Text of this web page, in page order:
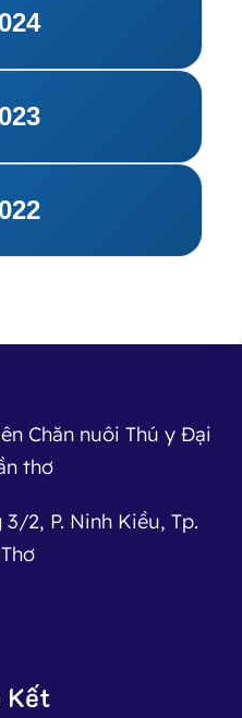
Chăn nuôi Thú y Đại
thơ
2, P. Ninh Kiều, Tp.
Kết